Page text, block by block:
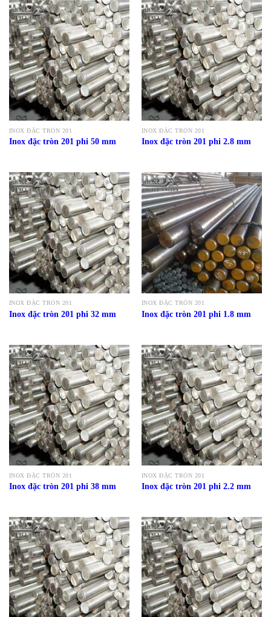
INOX ĐẶC TRÒN 201
Inox đặc tròn 201 phi 50 mm
INOX ĐẶC TRÒN 201
Inox đặc tròn 201 phi 2.8 mm
INOX ĐẶC TRÒN 201
Inox đặc tròn 201 phi 32 mm
INOX ĐẶC TRÒN 201
Inox đặc tròn 201 phi 1.8 mm
INOX ĐẶC TRÒN 201
Inox đặc tròn 201 phi 38 mm
INOX ĐẶC TRÒN 201
Inox đặc tròn 201 phi 2.2 mm